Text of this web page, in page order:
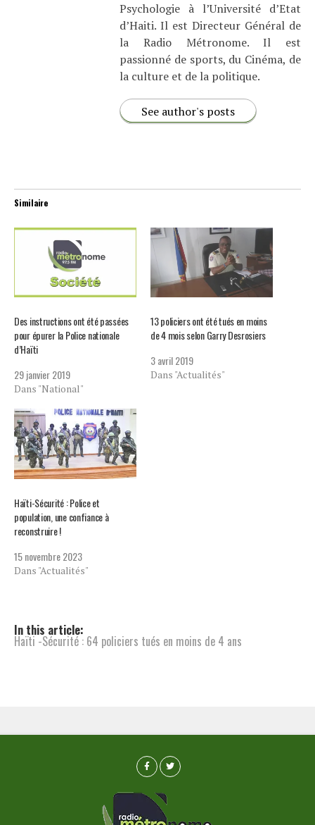
Psychologie à l’Université d’Etat
d’Haiti. Il est Directeur Général de
la Radio Métronome. Il est
passionné de sports, du Cinéma, de
la culture et de la politique.
See author's posts
Similaire
Des instructions ont été passées
pour épurer la Police nationale
d’Haïti
29 janvier 2019
Dans "National"
13 policiers ont été tués en moins
de 4 mois selon Garry Desrosiers
3 avril 2019
Dans "Actualités"
Haïti-Sécurité : Police et
population, une confiance à
reconstruire !
15 novembre 2023
Dans "Actualités"
In this article:
Haïti -Sécurité : 64 policiers tués en moins de 4 ans